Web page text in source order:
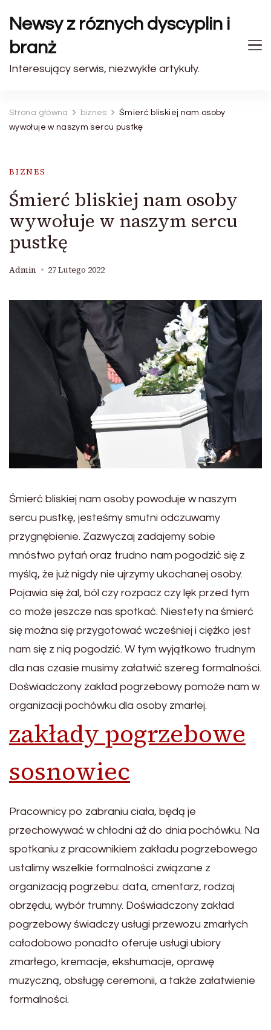
Newsy z róznych dyscyplin i
branż
Interesujący serwis, niezwykłe artykuły.
Strona główna biznes
Śmierć bliskiej nam osoby
wywołuje w naszym sercu pustkę
BIZNES
Śmierć bliskiej nam osoby
wywołuje w naszym sercu
pustkę
Admin 27 Lutego 2022
Śmierć bliskiej nam osoby powoduje w naszym
sercu pustkę, jesteśmy smutni odczuwamy
przygnębienie. Zazwyczaj zadajemy sobie
mnóstwo pytań oraz trudno nam pogodzić się z
myślą, że już nigdy nie ujrzymy ukochanej osoby.
Pojawia się żal, ból czy rozpacz czy lęk przed tym
co może jeszcze nas spotkać. Niestety na śmierć
się można się przygotować wcześniej i ciężko jest
nam się z nią pogodzić. W tym wyjątkowo trudnym
dla nas czasie musimy załatwić szereg formalności.
Doświadczony zakład pogrzebowy pomoże nam w
organizacji pochówku dla osoby zmarłej.
zakłady pogrzebowe
sosnowiec
Pracownicy po zabraniu ciała, będą je
przechowywać w chłodni aż do dnia pochówku. Na
spotkaniu z pracownikiem zakładu pogrzebowego
ustalimy wszelkie formalności związane z
organizacją pogrzebu: data, cmentarz, rodzaj
obrzędu, wybór trumny. Doświadczony zakład
pogrzebowy świadczy usługi przewozu zmarłych
całodobowo ponadto oferuje usługi ubiory
zmarłego, kremacje, ekshumacje, oprawę
muzyczną, obsługę ceremonii, a także załatwienie
formalności.